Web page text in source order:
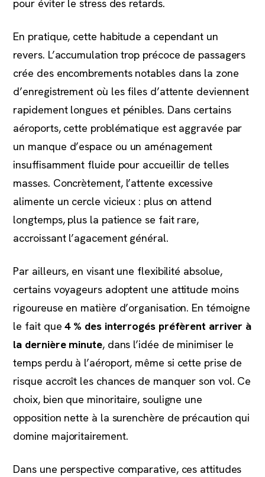
pour éviter le stress des retards.
En pratique, cette habitude a cependant un
revers. L’accumulation trop précoce de passagers
crée des encombrements notables dans la zone
d’enregistrement où les files d’attente deviennent
rapidement longues et pénibles. Dans certains
aéroports, cette problématique est aggravée par
un manque d’espace ou un aménagement
insuffisamment fluide pour accueillir de telles
masses. Concrètement, l’attente excessive
alimente un cercle vicieux : plus on attend
longtemps, plus la patience se fait rare,
accroissant l’agacement général.
Par ailleurs, en visant une flexibilité absolue,
certains voyageurs adoptent une attitude moins
rigoureuse en matière d’organisation. En témoigne
le fait que4 % des interrogés préfèrent arriver à
la dernière minute, dans l’idée de minimiser le
temps perdu à l’aéroport, même si cette prise de
risque accroît les chances de manquer son vol. Ce
choix, bien que minoritaire, souligne une
opposition nette à la surenchère de précaution qui
domine majoritairement.
Dans une perspective comparative, ces attitudes